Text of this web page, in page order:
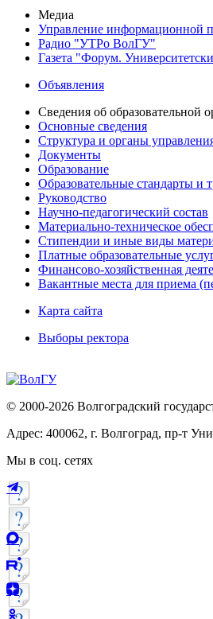
Медиа
Управление информационной
Радио "УТРо ВолГУ"
Газета "Форум.
Объявления
Сведения об образовательной
Основные сведения
Структура и органы
Документы
Образование
Образовательные стандарты и
Руководство
Научно-педагогический состав
Материально-техническое
Стипендии и иные виды
Платные образовательные
Финансово-хозяйственная
Вакантные места для приема
Карта сайта
Выборы ректора
© 2000-2026 Волгоградский
Адрес: 400062, г. Волгоград, пр-т
Мы в соц. сетях